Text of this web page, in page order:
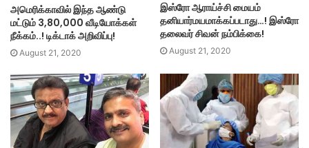
அமெரிக்காவில் இந்த ஆண்டு
மட்டும் 3,80,000 வீடியோக்கள்
நீக்கம்..! டிக்டாக் அறிவிப்பு!
August 21, 2020
இஸ்ரோ ஆராய்ச்சி மையம்
தனியார்மயமாக்கப்படாது…! இஸ்ரோ
தலைவர் சிவன் நம்பிக்கை!
August 21, 2020